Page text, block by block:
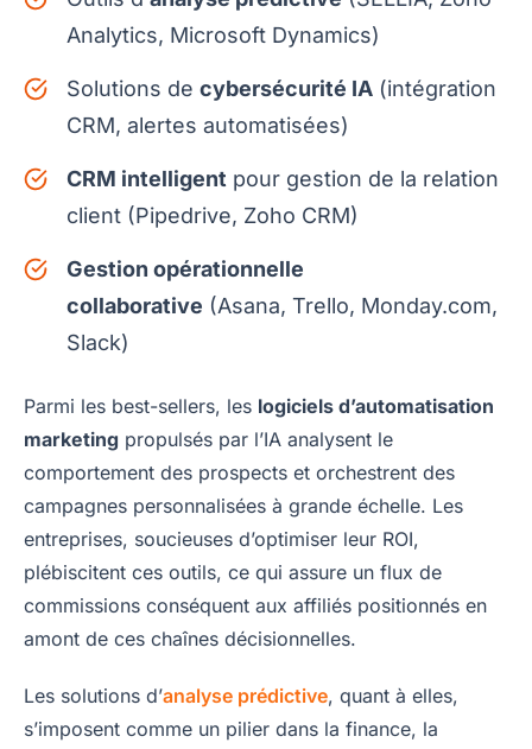
Analytics, Microsoft Dynamics)
Solutions de cybersécurité IA (intégration
CRM, alertes automatisées)
CRM intelligent pour gestion de la relation
client (Pipedrive, Zoho CRM)
Gestion opérationnelle
collaborative (Asana, Trello, Monday.com,
Slack)
Parmi les best-sellers, les logiciels d’automatisation
marketing propulsés par l’IA analysent le
comportement des prospects et orchestrent des
campagnes personnalisées à grande échelle. Les
entreprises, soucieuses d’optimiser leur ROI,
plébiscitent ces outils, ce qui assure un flux de
commissions conséquent aux affiliés positionnés en
amont de ces chaînes décisionnelles.
Les solutions d’analyse prédictive, quant à elles,
s’imposent comme un pilier dans la finance, la